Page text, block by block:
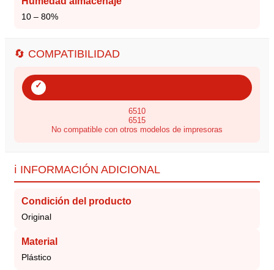
10 – 80%
🔄 COMPATIBILIDAD
✓
6510
6515
No compatible con otros modelos de impresoras
ℹ️ INFORMACIÓN ADICIONAL
Condición del producto
Original
Material
Plástico